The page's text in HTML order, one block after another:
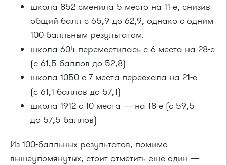
школа 852 сменила 5 место на 11-е, снизив
общий балл с 65,9 до 62,9, однако с одним
100-балльным результатом.
школа 604 переместилась с 6 места на 28-е
(с 61,5 баллов до 52,8)
школа 1050 с 7 места переехала на 21-е
(с 61,1 баллов до 57,1)
школа 1912 с 10 места — на 18-е (с 59,5
до 57,5 баллов)
Из 100-балльных результатов, помимо
вышеупомянутых, стоит отметить еще один —